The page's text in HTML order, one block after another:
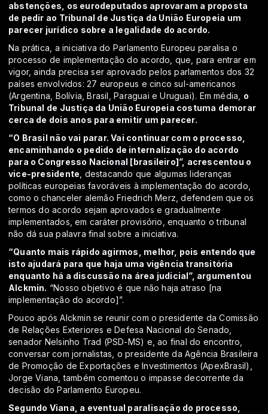
abstenções, os eurodeputados aprovaram a proposta
de pedir ao Tribunal de Justiça da União Europeia um
parecer jurídico sobre a legalidade do acordo.
Na prática, a iniciativa do Parlamento Europeu paralisa o
processo de implementação do acordo, que, para entrar em
vigor, ainda precisa ser aprovado pelos parlamentos dos 32
países envolvidos: 27 europeus e cinco sul-americanos
(Argentina, Bolívia, Brasil, Paraguai e Uruguai). Em média, o
Tribunal de Justiça da União Europeia costuma demorar
cerca de dois anos para emitir um parecer.
“O Brasil não vai parar. Vai continuar com o processo,
encaminhando o pedido de internalização do acordo
para o Congresso Nacional [brasileiro]”, acrescentou o
vice-presidente , destacando que algumas lideranças
políticas europeias favoráveis à implementação do acordo,
como o chanceler alemão Friedrich Merz, defendem que os
termos do acordo sejam aprovados e gradualmente
implementados, em caráter provisório, enquanto o tribunal
não dá sua palavra final sobre a iniciativa.
“Quanto mais rápido agirmos, melhor, pois entendo que
isto ajudará para que haja uma vigência transitória
enquanto há a discussão na área judicial”, argumentou
Alckmin. “Nosso objetivo é que não haja atraso [na
implementação do acordo]”.
Pouco após Alckmin se reunir com o presidente da Comissão
de Relações Exteriores e Defesa Nacional do Senado,
senador Nelsinho Trad (PSD-MS) e, ao final do encontro,
conversar com jornalistas, o presidente da Agência Brasileira
de Promoção de Exportações e Investimentos (ApexBrasil),
Jorge Viana, também comentou o impasse decorrente da
decisão do Parlamento Europeu.
Segundo Viana, a eventual paralisação do processo,